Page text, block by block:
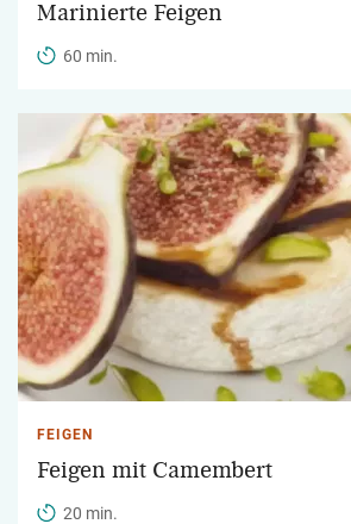
Marinierte Feigen
60 min.
FEIGEN
Feigen mit Camembert
20 min.